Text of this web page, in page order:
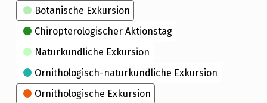
Kategorien
Botanische Exkursion
Chiropterologischer Aktionstag
Naturkundliche Exkursion
Ornithologisch-naturkundliche Exkursion
Ornithologische Exkursion